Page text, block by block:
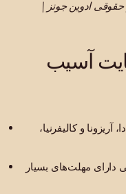
و کالیفرنیا،
مهلت‌های بسیار